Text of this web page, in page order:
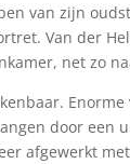
van zijn
Van der
net zo
door
afgewerkt